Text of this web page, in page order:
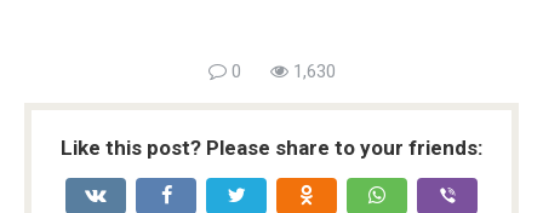
0 1,630
Like this post? Please share to your friends: